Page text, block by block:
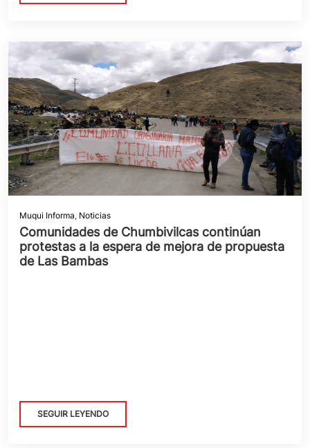
Muqui Informa, Noticias
Comunidades de Chumbivilcas continúan
protestas a la espera de mejora de propuesta
de Las Bambas
SEGUIR LEYENDO